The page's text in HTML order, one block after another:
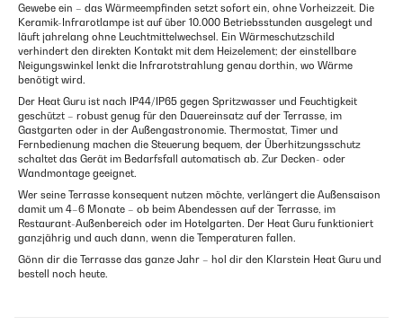
Gewebe ein – das Wärmeempfinden setzt sofort ein, ohne Vorheizzeit. Die
Keramik-Infrarotlampe ist auf über 10.000 Betriebsstunden ausgelegt und
läuft jahrelang ohne Leuchtmittelwechsel. Ein Wärmeschutzschild
verhindert den direkten Kontakt mit dem Heizelement; der einstellbare
Neigungswinkel lenkt die Infrarotstrahlung genau dorthin, wo Wärme
benötigt wird.
Der Heat Guru ist nach IP44/IP65 gegen Spritzwasser und Feuchtigkeit
geschützt – robust genug für den Dauereinsatz auf der Terrasse, im
Gastgarten oder in der Außengastronomie. Thermostat, Timer und
Fernbedienung machen die Steuerung bequem, der Überhitzungsschutz
schaltet das Gerät im Bedarfsfall automatisch ab. Zur Decken- oder
Wandmontage geeignet.
Wer seine Terrasse konsequent nutzen möchte, verlängert die Außensaison
damit um 4–6 Monate – ob beim Abendessen auf der Terrasse, im
Restaurant-Außenbereich oder im Hotelgarten. Der Heat Guru funktioniert
ganzjährig und auch dann, wenn die Temperaturen fallen.
Gönn dir die Terrasse das ganze Jahr – hol dir den Klarstein Heat Guru und
bestell noch heute.